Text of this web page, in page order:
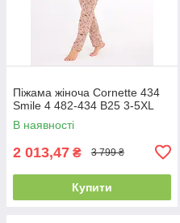
Піжама жіноча Cornette 434
Smile 4 482-434 B25 3-5XL
В наявності
2 013,47 ₴ 3 799 ₴
Купити